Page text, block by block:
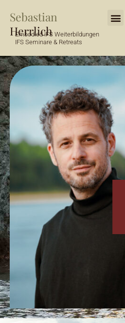
Inhalt
springen
Sebastian
Herrlich
Embodied IFS Weiterbildungen
IFS Seminare & Retreats